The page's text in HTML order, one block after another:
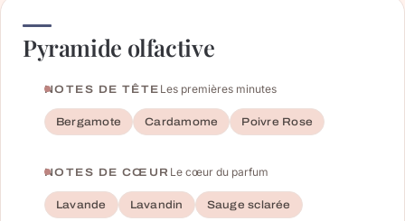
Pyramide olfactive
NOTES DE TÊTE Les premières minutes
Bergamote Cardamome Poivre Rose
NOTES DE CŒUR Le cœur du parfum
Lavande Lavandin Sauge sclarée